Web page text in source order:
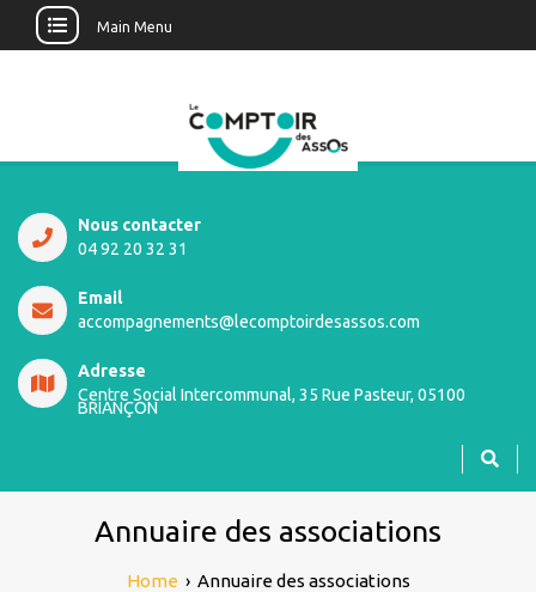
Main Menu
Nous contacter
04 92 20 32 31
Email
accompagnements@lecomptoirdesassos.com
Adresse
Centre Social Intercommunal, 35 Rue Pasteur, 05100
BRIANÇON
Annuaire des associations
Home › Annuaire des associations